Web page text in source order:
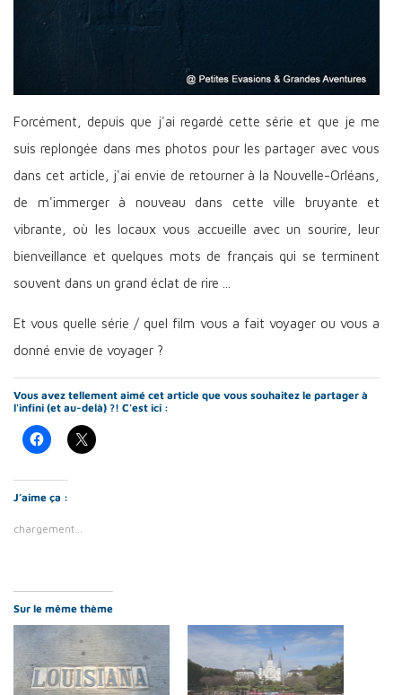
Forcément, depuis que j'ai regardé cette série et que je me
suis replongée dans mes photos pour les partager avec vous
dans cet article, j'ai envie de retourner à la Nouvelle-Orléans,
de m'immerger à nouveau dans cette ville bruyante et
vibrante, où les locaux vous accueille avec un sourire, leur
bienveillance et quelques mots de français qui se terminent
souvent dans un grand éclat de rire ...
Et vous quelle série / quel film vous a fait voyager ou vous a
donné envie de voyager ?
Vous avez tellement aimé cet article que vous souhaitez le partager à
l'infini (et au-delà) ?! C'est ici :
J’aime ça :
chargement…
Sur le même thème